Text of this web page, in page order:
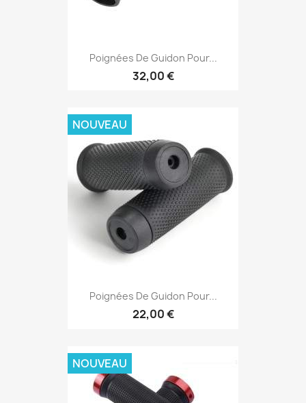
Poignées De Guidon Pour...
32,00 €
Poignées De Guidon Pour...
22,00 €
NOUVEAU
NOUVEAU